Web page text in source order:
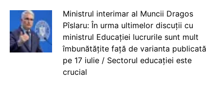
Ministrul interimar al Muncii Dragos
Pîslaru: În urma ultimelor discuții cu
ministrul Educației lucrurile sunt mult
îmbunătățite față de varianta publicată
pe 17 iulie / Sectorul educației este
crucial